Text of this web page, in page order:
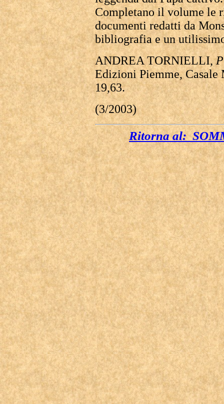
Completano il volume le
documenti redatti da
bibliografia e un
ANDREA TORNIELLI,
Edizioni Piemme, Casale
19,63.
(3/2003)
Ritorna al: